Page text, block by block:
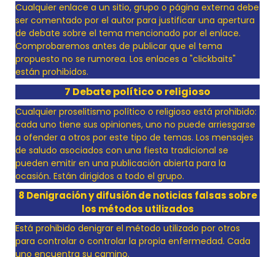
Cualquier enlace a un sitio, grupo o página externa debe
ser comentado por el autor para justificar una apertura
de debate sobre el tema mencionado por el enlace.
Comprobaremos antes de publicar que el tema
propuesto no se rumorea. Los enlaces a "clickbaits"
están prohibidos.
7 Debate político o religioso
Cualquier proselitismo político o religioso está prohibido:
cada uno tiene sus opiniones, uno no puede arriesgarse
a ofender a otros por este tipo de temas. Los mensajes
de saludo asociados con una fiesta tradicional se
pueden emitir en una publicación abierta para la
ocasión. Están dirigidos a todo el grupo.
8 Denigración y difusión de noticias falsas sobre
los métodos utilizados
Está prohibido denigrar el método utilizado por otros
para controlar o controlar la propia enfermedad. Cada
uno encuentra su camino.